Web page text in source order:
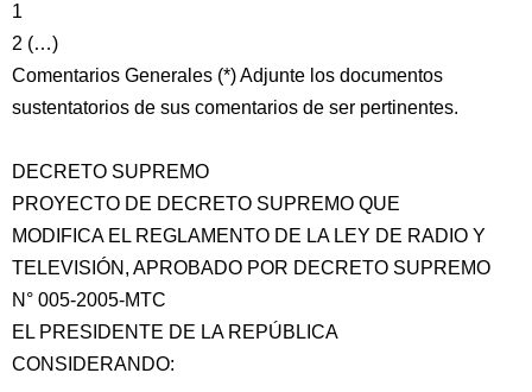
1
2 (…)
Comentarios Generales (*) Adjunte los documentos
sustentatorios de sus comentarios de ser pertinentes.
DECRETO SUPREMO
PROYECTO DE DECRETO SUPREMO QUE
MODIFICA EL REGLAMENTO DE LA LEY DE RADIO Y
TELEVISIÓN, APROBADO POR DECRETO SUPREMO
N° 005-2005-MTC
EL PRESIDENTE DE LA REPÚBLICA
CONSIDERANDO: